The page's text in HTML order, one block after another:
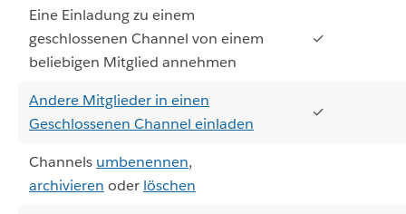
Eine Einladung zu einem
geschlossenen Channel von einem
beliebigen Mitglied annehmen
✓
Andere Mitglieder in einen
Geschlossenen Channel einladen
✓
Channels umbenennen,
archivieren oder löschen